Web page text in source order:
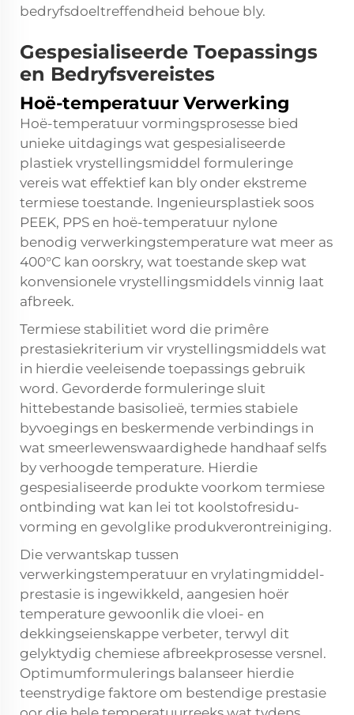
bedryfsdoeltreffendheid behoue bly.
Gespesialiseerde Toepassings
en Bedryfsvereistes
Hoë-temperatuur Verwerking
Hoë-temperatuur vormingsprosesse bied
unieke uitdagings wat gespesialiseerde
plastiek vrystellingsmiddel formuleringe
vereis wat effektief kan bly onder ekstreme
termiese toestande. Ingenieursplastiek soos
PEEK, PPS en hoë-temperatuur nylone
benodig verwerkingstemperature wat meer as
400°C kan oorskry, wat toestande skep wat
konvensionele vrystellingsmiddels vinnig laat
afbreek.
Termiese stabilitiet word die primêre
prestasiekriterium vir vrystellingsmiddels wat
in hierdie veeleisende toepassings gebruik
word. Gevorderde formuleringe sluit
hittebestande basisolieë, termies stabiele
byvoegings en beskermende verbindings in
wat smeerlewenswaardighede handhaaf selfs
by verhoogde temperature. Hierdie
gespesialiseerde produkte voorkom termiese
ontbinding wat kan lei tot koolstofresidu-
vorming en gevolglike produkverontreiniging.
Die verwantskap tussen
verwerkingstemperatuur en vrylatingmiddel-
prestasie is ingewikkeld, aangesien hoër
temperature gewoonlik die vloei- en
dekkingseienskappe verbeter, terwyl dit
gelyktydig chemiese afbreekprosesse versnel.
Optimumformulerings balanseer hierdie
teenstrydige faktore om bestendige prestasie